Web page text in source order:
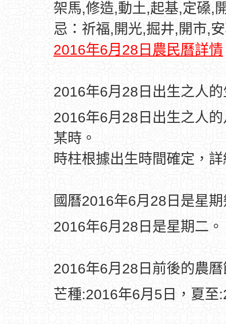
架馬,修造,動土,起基,定磉,
忌：祈福,開光,掘井,開市,
2016年6月28日農民曆詳情
2016年6月28日出生之人
2016年6月28日出生之人
某時。
時柱根據出生時間確定，
國曆2016年6月28日是星
2016年6月28日是星期二。
2016年6月28日前後的農
芒種:2016年6月5日，夏至